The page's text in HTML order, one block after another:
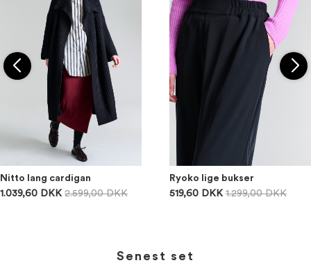
Nitto lang cardigan
1.039,60 DKK 2.599,00 DKK
Ryoko lige bukser
519,60 DKK 1.299,00 DKK
Senest set